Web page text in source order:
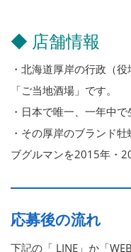
◆ 店舗情報
・北海道厚岸の行政（
「ご当地酒場」です。
・日本で唯一、一年中
・その厚岸のブランド
ブグルマンを2015年・
応募後の流れ
下記の「 LINE」か「